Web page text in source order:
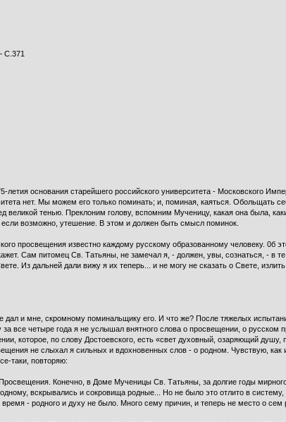
С.371
основания старейшего российского университета - Московского
нет. Мы можем его только поминать; и, поминая, каяться. Обольщать
великой тенью. Преклоним голову, вспомним Мученицу, какая она была,
возможно, утешение. В этом и должен быть смысл поминок.
просвещения известно каждому русскому образованному человеку. 0б
Сам питомец Св. Татьяны, не замечал я, - должен, увы, сознаться, - в
Из дальней дали вижу я их теперь... и не могу не сказать о Свете,
и мне, скромному поминальщику его. И что же? После тя­желых
за все четыре года я не услышал внятного слова о просвещении, о
которое, по слову Достоевского, есть «свет духовный, озаряющий
не слыхал я сильных и вдохновенных слов - о родном. Чувствую, как
таки, повторяю:
Просвещения. Конечно, в Доме Мученицы Св. Татьяны, за долгие годы
вскрывались и сокровища родные... Но не было это отлито в
- родного и духу не было. Много сему причин, и теперь не место о сем